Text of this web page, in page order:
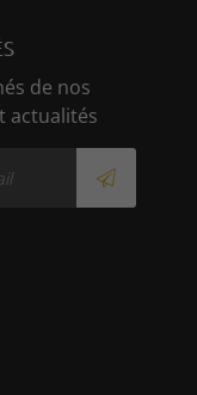
de nos
actualités